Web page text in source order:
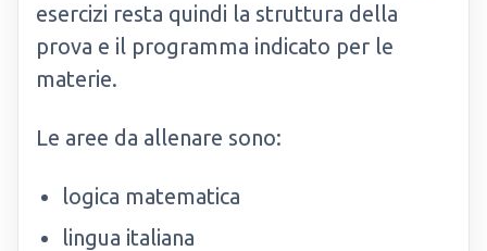
esercizi resta quindi la struttura della
prova e il programma indicato per le
materie.
Le aree da allenare sono:
logica matematica
lingua italiana